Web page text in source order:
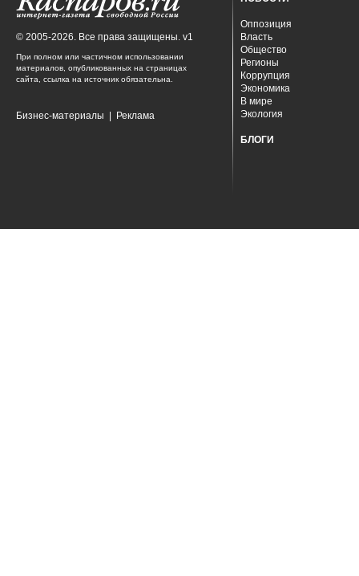
© 2005-2026. Все права защищены. v1
При полном или частичном использовании
материалов, опубликованных на страницах
сайта, ссылка на источник обязательна.
Бизнес-материалы Реклама
Оппозиция
Власть
Общество
Регионы
Коррупция
Экономика
В мире
Экология
БЛОГИ